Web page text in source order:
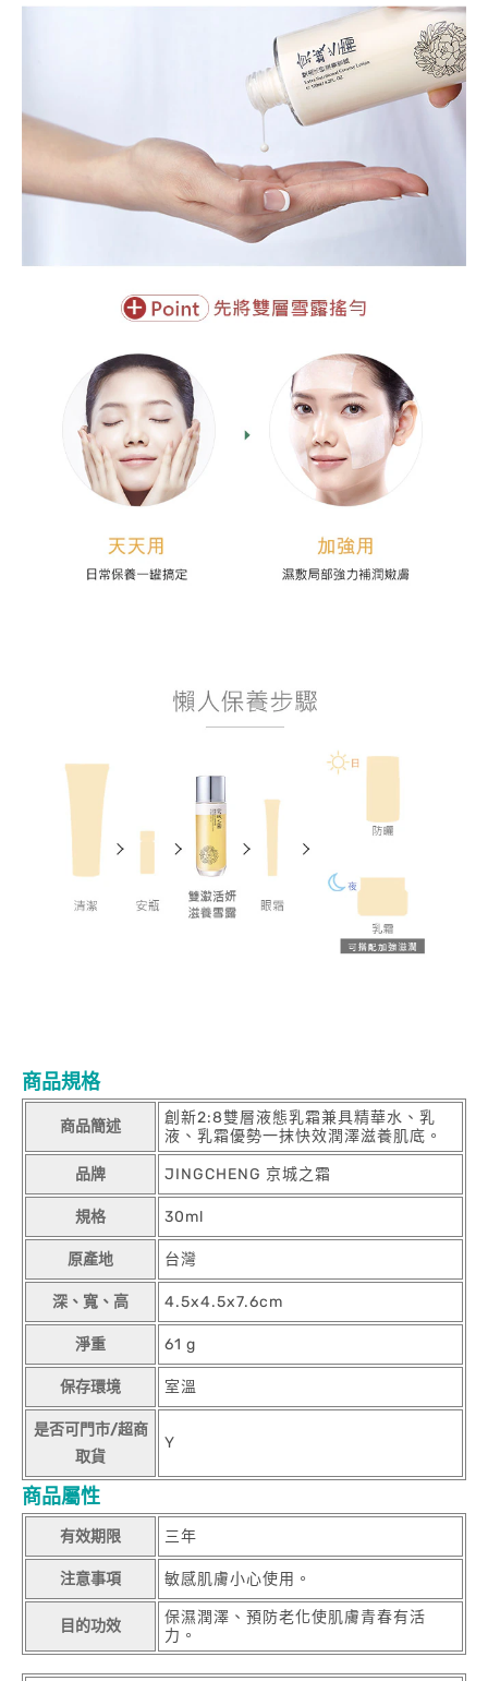
商品規格
商品簡述
創新2:8雙層液態乳霜兼具精華水、乳
液、乳霜優勢一抹快效潤澤滋養肌底。
品牌 JINGCHENG 京城之霜
規格 30ml
原產地 台灣
深、寬、高 4.5x4.5x7.6cm
淨重 61 g
保存環境 室溫
是否可門市/超商
取貨
Y
商品屬性
有效期限 三年
注意事項 敏感肌膚小心使用。
目的功效
保濕潤澤、預防老化使肌膚青春有活
力。